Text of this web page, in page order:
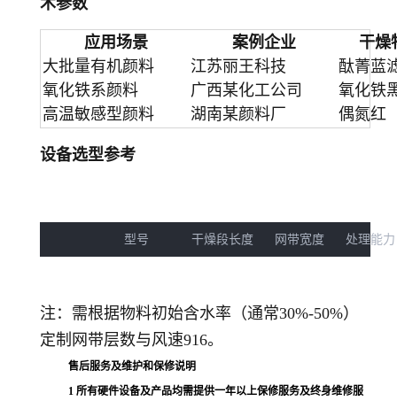
术参数
应用场景 案例企业
干燥
大批量有机颜料
江苏丽王科技
酞菁蓝
氧化铁系颜料
广西某化工公司
氧化铁
高温敏感型颜料
湖南某颜料厂 偶氮红
设备选型参考
型号      干燥段长度   网带宽度   处理能
注：需根据物料初始含水率（通常30%-50%）
定制网带层数与风速916。
售后服务及维护和保修说明
1 所有硬件设备及产品均需提供一年以上保修服务及终身维修服